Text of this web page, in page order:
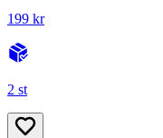
199 kr
2 st